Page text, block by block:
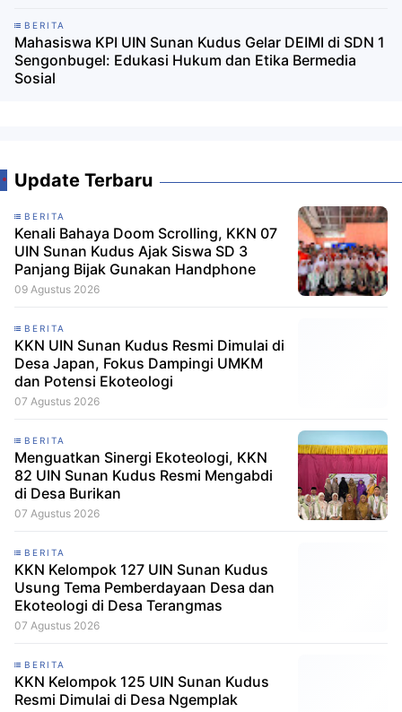
BERITA
Mahasiswa KPI UIN Sunan Kudus Gelar DEIMI di SDN 1
Sengonbugel: Edukasi Hukum dan Etika Bermedia
Sosial
Update Terbaru
BERITA
Kenali Bahaya Doom Scrolling, KKN 07
UIN Sunan Kudus Ajak Siswa SD 3
Panjang Bijak Gunakan Handphone
09 Agustus 2026
BERITA
KKN UIN Sunan Kudus Resmi Dimulai di
Desa Japan, Fokus Dampingi UMKM
dan Potensi Ekoteologi
07 Agustus 2026
BERITA
Menguatkan Sinergi Ekoteologi, KKN
82 UIN Sunan Kudus Resmi Mengabdi
di Desa Burikan
07 Agustus 2026
BERITA
KKN Kelompok 127 UIN Sunan Kudus
Usung Tema Pemberdayaan Desa dan
Ekoteologi di Desa Terangmas
07 Agustus 2026
BERITA
KKN Kelompok 125 UIN Sunan Kudus
Resmi Dimulai di Desa Ngemplak